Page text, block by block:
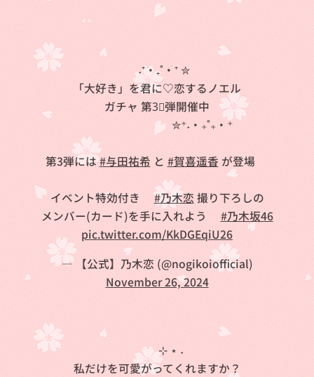
💕˖⁺‧₊˚‧⁺ ✮
「大好き」を君に♡恋するノエル
ガチャ 第3⃣弾開催中❗
✮⁺˖‧₊˚₊‧⁺🎄
第3弾には#与田祐希 と #賀喜遥香が登場🎶
イベント特効付き✨#乃木恋 撮り下ろしの
メンバー(カード)を手に入れよう❗ #乃木坂46
pic.twitter.com/KkDGEqiU26
— 【公式】乃木恋 (@nogikoiofficial)
November 26, 2024
🕊️🧸⊹ ⋆ ˖
私だけを可愛がってくれますか？